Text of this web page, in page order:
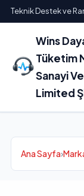
Teknik Destek ve
Wins
Tüketim
Sanayi
Limited
Ana Sayfa›